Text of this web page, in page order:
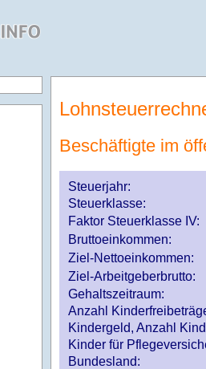
Beschäftigte im
Steuerjahr:
Steuerklasse:
Faktor Steuerklasse IV:
Bruttoeinkommen:
Ziel-Nettoeinkommen:
Ziel-Arbeitgeberbrutto:
Gehaltszeitraum:
Anzahl
Kindergeld, Anzahl
Kinder für
Bundesland: